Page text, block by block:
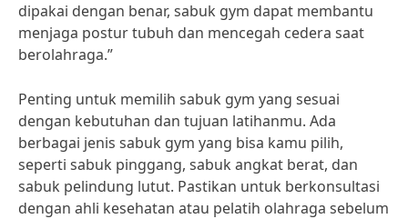
dipakai dengan benar, sabuk gym dapat membantu
menjaga postur tubuh dan mencegah cedera saat
berolahraga.”
Penting untuk memilih sabuk gym yang sesuai
dengan kebutuhan dan tujuan latihanmu. Ada
berbagai jenis sabuk gym yang bisa kamu pilih,
seperti sabuk pinggang, sabuk angkat berat, dan
sabuk pelindung lutut. Pastikan untuk berkonsultasi
dengan ahli kesehatan atau pelatih olahraga sebelum